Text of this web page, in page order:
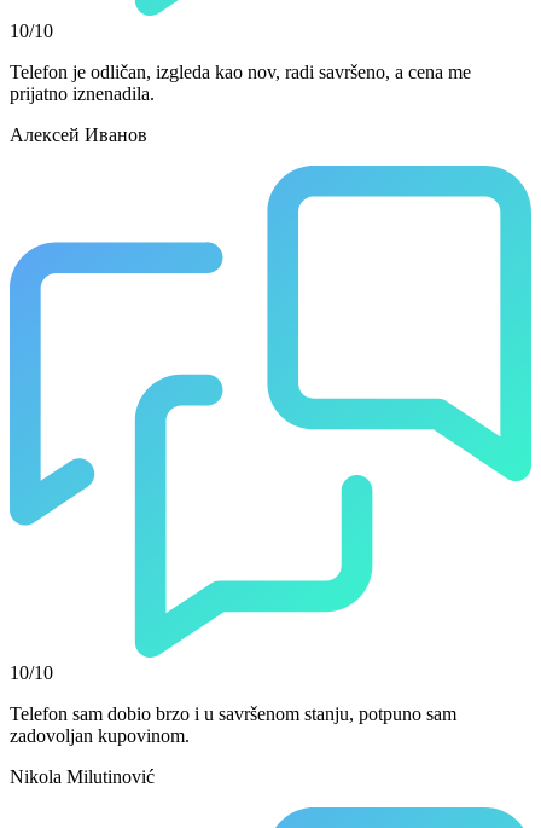
10/10
Telefon je odličan, izgleda kao nov, radi savršeno, a cena me
prijatno iznenadila.
Алексей Иванов
10/10
Telefon sam dobio brzo i u savršenom stanju, potpuno sam
zadovoljan kupovinom.
Nikola Milutinović